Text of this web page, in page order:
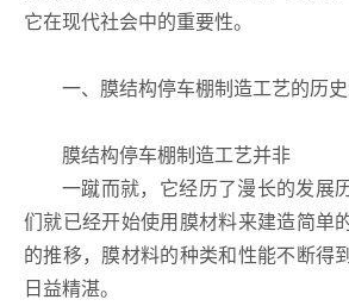
它在现代社会中的重要性。
一、膜结构停车棚制造工艺的历
膜结构停车棚制造工艺并非
一蹴而就，它经历了漫长的发展
们就已经开始使用膜材料来建造简单
的推移，膜材料的种类和性能不断得
日益精湛。